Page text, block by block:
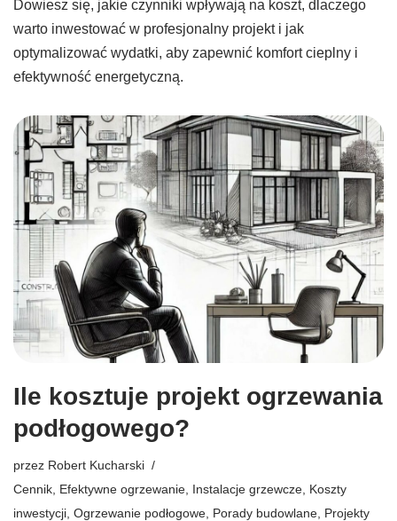
Dowiesz się, jakie czynniki wpływają na koszt, dlaczego
warto inwestować w profesjonalny projekt i jak
optymalizować wydatki, aby zapewnić komfort cieplny i
efektywność energetyczną.
Ile kosztuje projekt ogrzewania
podłogowego?
przez Robert Kucharski
Cennik Efektywne ogrzewanie Instalacje grzewcze Koszty
inwestycji Ogrzewanie podłogowe Porady budowlane Projekty